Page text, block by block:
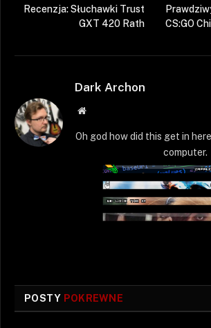
Recenzja: Słuchawki Trust
GXT 420 Rath
CS:GO
Dark Archon
Strona
Oh god how did this get in
computer.
POSTY POKREWNE